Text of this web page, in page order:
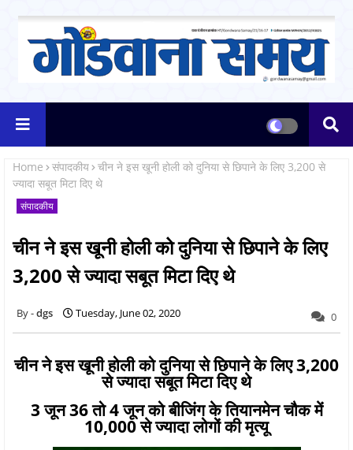
Home संपादकीय चीन ने इस खूनी होली को ​दुनिया से छिपाने के लिए 3,200 से
ज्यादा सबूत मिटा दिए थे
संपादकीय
चीन ने इस खूनी होली को ​दुनिया से छिपाने के लिए
3,200 से ज्यादा सबूत मिटा दिए थे
dgs Tuesday, June 02, 2020 0
चीन ने इस खूनी होली को ​दुनिया से छिपाने के लिए 3,200
से ज्यादा सबूत मिटा दिए थे
3 जून 36 तो 4 जून को बीजिंग के तियानमेन चौक में
10,000 से ज्यादा लोगों की मृत्यू